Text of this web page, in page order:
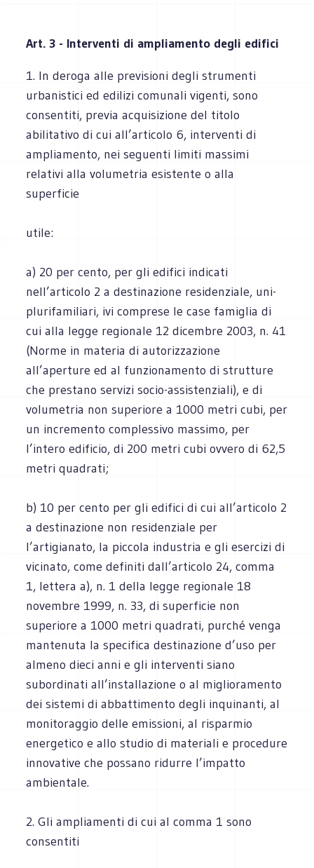
Art. 3 - Interventi di ampliamento degli edifici
1. In deroga alle previsioni degli strumenti
urbanistici ed edilizi comunali vigenti, sono
consentiti, previa acquisizione del titolo
abilitativo di cui all’articolo 6, interventi di
ampliamento, nei seguenti limiti massimi
relativi alla volumetria esistente o alla
superficie
utile:
a) 20 per cento, per gli edifici indicati
nell’articolo 2 a destinazione residenziale, uni-
plurifamiliari, ivi comprese le case famiglia di
cui alla legge regionale 12 dicembre 2003, n. 41
(Norme in materia di autorizzazione
all’aperture ed al funzionamento di strutture
che prestano servizi socio-assistenziali), e di
volumetria non superiore a 1000 metri cubi, per
un incremento complessivo massimo, per
l’intero edificio, di 200 metri cubi ovvero di 62,5
metri quadrati;
b) 10 per cento per gli edifici di cui all’articolo 2
a destinazione non residenziale per
l’artigianato, la piccola industria e gli esercizi di
vicinato, come definiti dall’articolo 24, comma
1, lettera a), n. 1 della legge regionale 18
novembre 1999, n. 33, di superficie non
superiore a 1000 metri quadrati, purché venga
mantenuta la specifica destinazione d’uso per
almeno dieci anni e gli interventi siano
subordinati all’installazione o al miglioramento
dei sistemi di abbattimento degli inquinanti, al
monitoraggio delle emissioni, al risparmio
energetico e allo studio di materiali e procedure
innovative che possano ridurre l’impatto
ambientale.
2. Gli ampliamenti di cui al comma 1 sono
consentiti